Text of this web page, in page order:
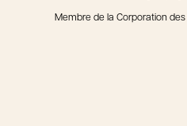
Membre de la Corporation